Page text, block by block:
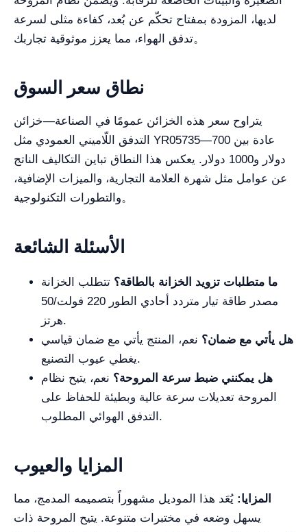
لديها، المزودة بمفتاح تحكّم عن بُعد، كفاءة مثلى لسرعة
تدفق الهواء، مما يعزز موثوقية تجاربك。
نطاق سعر السوق
يتراوح سعر هذه الخزائن عمومًا في الصناعة—خزائن
التدفق اللّاميني العمودي مثل YR05735—عادة بين 700
دولار و1000 دولار. يعكس هذا النطاق تباين التكاليف الناتج
عن عوامل مثل شهرة العلامة التجارية، والميزات الإضافية،
والتطورات التكنولوجية。
الأسئلة الشائعة
ما متطلبات تزويد الخزانة بالطاقة؟ تتطلب الخزانة
مصدر طاقة تيار متردد أحادي الطور 220 فولت/50
هرتز.
هل يأتي مع ضمان؟ نعم، المنتج يأتي مع ضمان قياسي
يغطي عيوب التصنيع.
هل يمكنني ضبط سرعة المروحة؟ نعم، يتيح نظام
المروحة تعديلات سرعة عالية وبطيئة للحفاظ على
التدفق الهوائي المطلوب.
المزايا والعيوب
المزايا: يُعَد هذا الموديل مشهوراً بتصميمه المدمج، مما
يسهل وضعه في مختبرات متنوعة. يتيح المروحة ذات